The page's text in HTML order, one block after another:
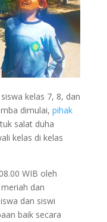
kelas 7, 8, dan
dimulai, pihak
salat duha
kelas di kelas
WIB oleh
dan
dan siswi
baik secara